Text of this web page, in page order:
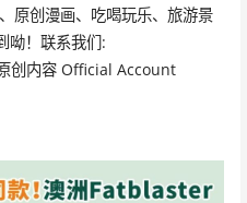
原创漫画、吃喝玩乐、旅游景
呦！联系我们:
创内容 Official Account